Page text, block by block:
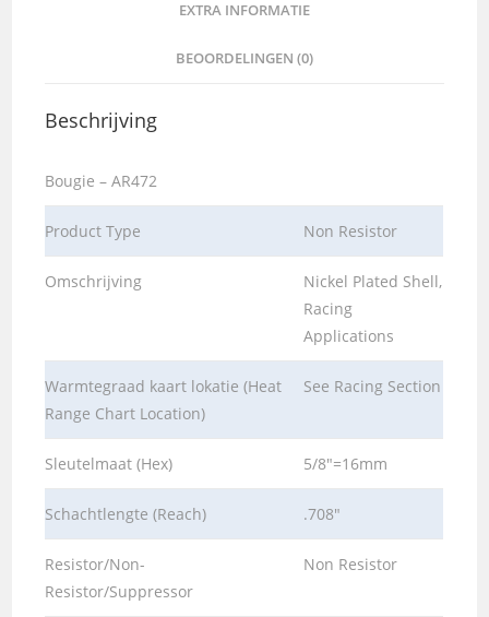
EXTRA INFORMATIE
BEOORDELINGEN (0)
Beschrijving
Bougie – AR472
Product Type Non Resistor
Omschrijving
Nickel Plated Shell,
Racing
Applications
Warmtegraad kaart lokatie (Heat
Range Chart Location)
See Racing Section
Sleutelmaat (Hex) 5/8″=16mm
Schachtlengte (Reach) .708″
Resistor/Non-
Resistor/Suppressor
Non Resistor